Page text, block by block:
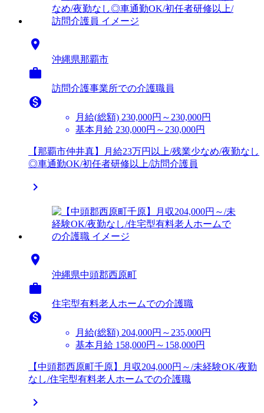

沖縄県那覇市

訪問介護事業所での介護職員

月給(総額) 230,000円～230,000円
基本月給 230,000円～230,000円
【那覇市仲井真】月給23万円以上/残業少なめ/夜勤なし
◎車通勤OK/初任者研修以上/訪問介護員


沖縄県中頭郡西原町

住宅型有料老人ホームでの介護職

月給(総額) 204,000円～235,000円
基本月給 158,000円～158,000円
【中頭郡西原町千原】月収204,000円～/未経験OK/夜勤
なし/住宅型有料老人ホームでの介護職
